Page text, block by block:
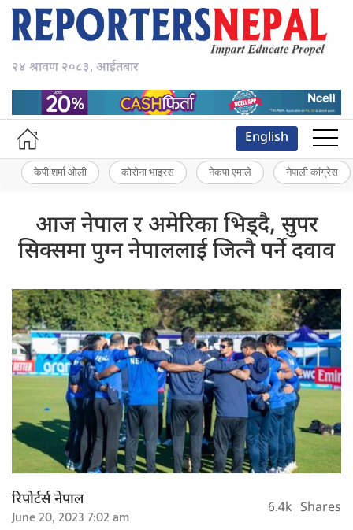
२४ श्रावण २०८३, आईतबार
English
केपी शर्मा ओली कोरोना भाइरस नेकपा एमाले नेपाली कांग्रेस
आज नेपाल र अमेरिका भिड्दै, सुपर
सिक्समा पुग्न नेपाललाई जित्नै पर्ने दवाव
रिपोर्टर्स नेपाल
June 20, 2023 7:02 am 6.4k Shares